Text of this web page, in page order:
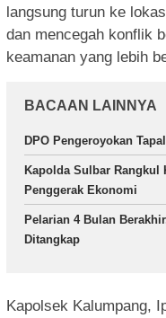
langsung turun ke
dan mencegah konflik
keamanan yang lebih
BACAAN LAINNYA
DPO Pengeroyokan
Kapolda Sulbar Rangkul
Penggerak Ekonomi
Pelarian 4 Bulan
Ditangkap
Kapolsek Kalumpang,